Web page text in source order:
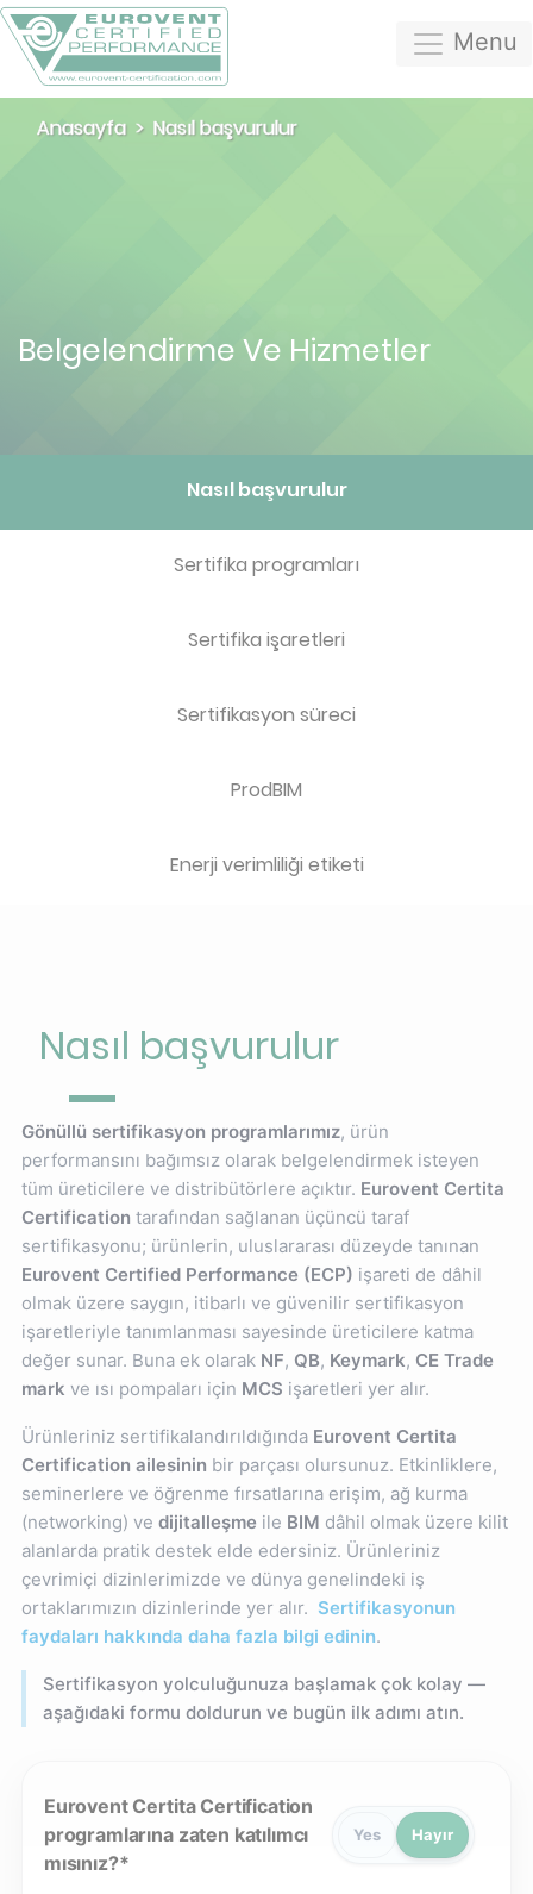
Menu
Anasayfa Nasıl başvurulur
Belgelendirme Ve Hizmetler
Nasıl başvurulur
Sertifika programları
Sertifika işaretleri
Sertifikasyon süreci
ProdBIM
Enerji verimliliği etiketi
Nasıl başvurulur
Gönüllü sertifikasyon programlarımız, ürün
performansını bağımsız olarak belgelendirmek isteyen
tüm üreticilere ve distribütörlere açıktır. Eurovent Certita
Certification tarafından sağlanan üçüncü taraf
sertifikasyonu; ürünlerin, uluslararası düzeyde tanınan
Eurovent Certified Performance (ECP) işareti de dâhil
olmak üzere saygın, itibarlı ve güvenilir sertifikasyon
işaretleriyle tanımlanması sayesinde üreticilere katma
değer sunar. Buna ek olarak NF, QB, Keymark, CE Trade
mark ve ısı pompaları için MCS işaretleri yer alır.
Ürünleriniz sertifikalandırıldığında Eurovent Certita
Certification ailesinin bir parçası olursunuz. Etkinliklere,
seminerlere ve öğrenme fırsatlarına erişim, ağ kurma
(networking) ve dijitalleşme ile BIM dâhil olmak üzere kilit
alanlarda pratik destek elde edersiniz. Ürünleriniz
çevrimiçi dizinlerimizde ve dünya genelindeki iş
ortaklarımızın dizinlerinde yer alır. Sertifikasyonun
faydaları hakkında daha fazla bilgi edinin.
Sertifikasyon yolculuğunuza başlamak çok kolay —
aşağıdaki formu doldurun ve bugün ilk adımı atın.
Eurovent Certita Certification
programlarına zaten katılımcı
mısınız?
Yes Hayır